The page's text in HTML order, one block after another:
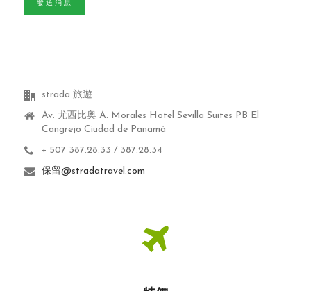
發送消息
strada 旅遊
Av. 尤西比奥 A. Morales Hotel Sevilla Suites PB El
Cangrejo Ciudad de Panamá
+ 507 387.28.33 / 387.28.34
保留@stradatravel.com